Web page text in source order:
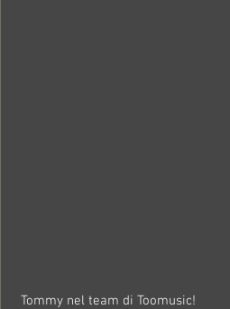
Tommy nel team di Toomusic!